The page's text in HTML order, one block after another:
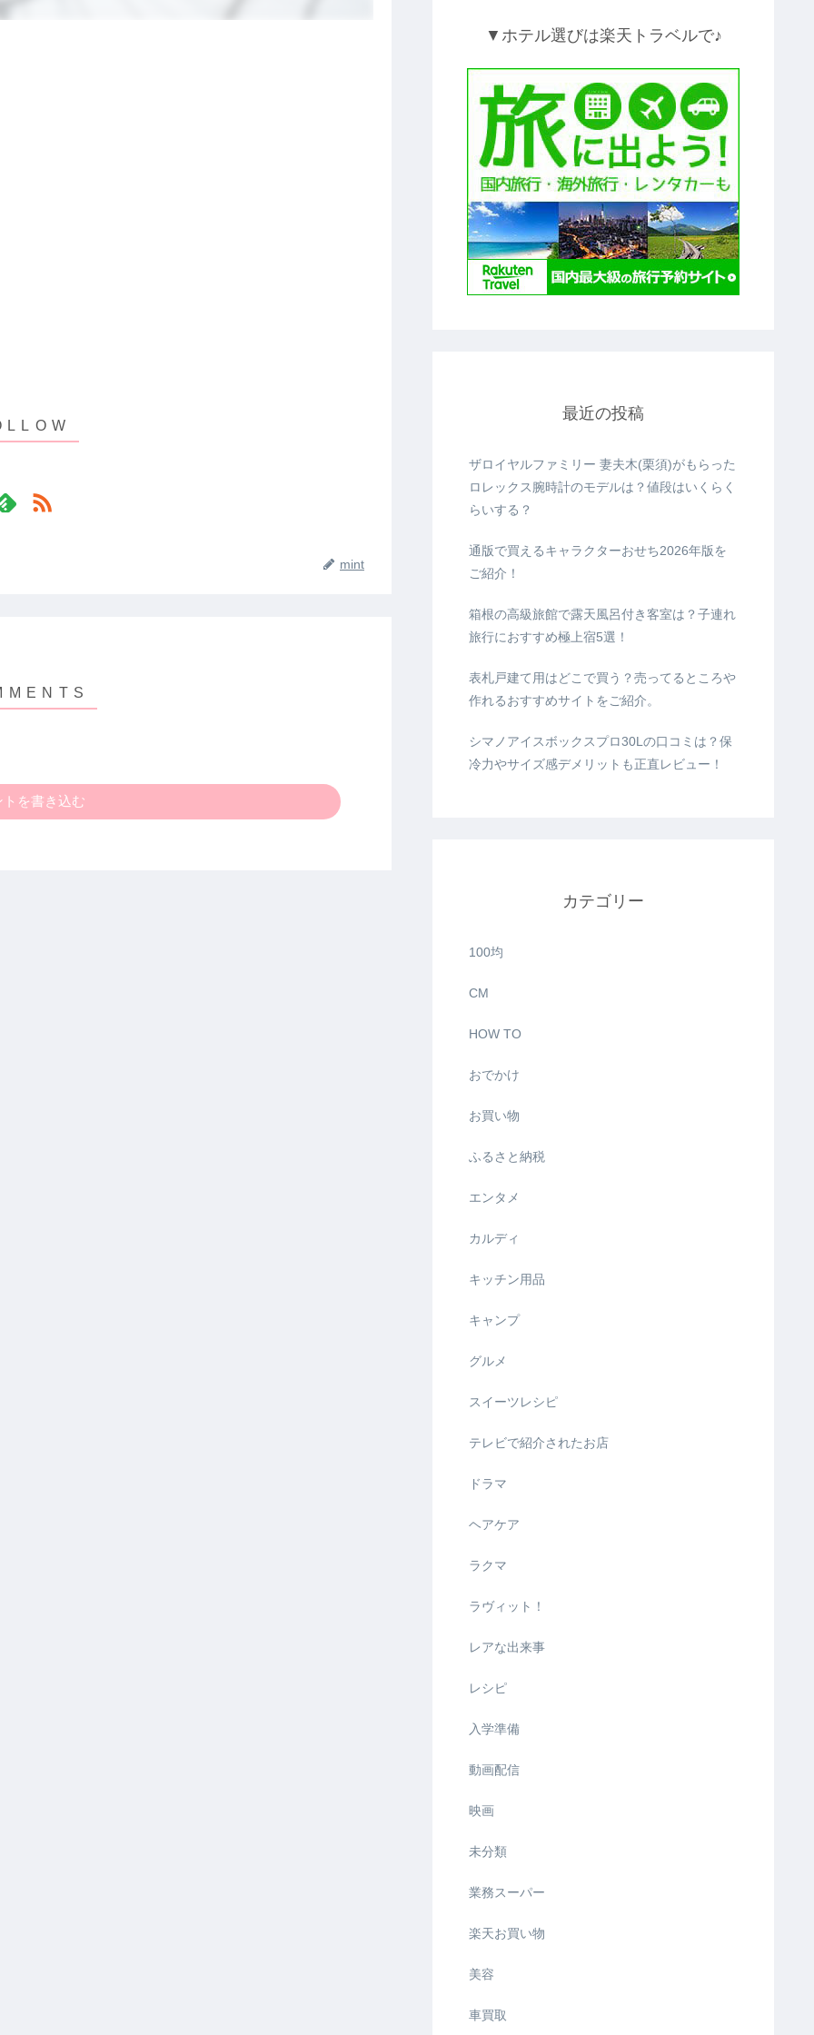
mint
を書き込む
▼ホテル選びは楽天トラベルで♪
最近の投稿
ザロイヤルファミリー 妻夫木(栗須)がもらった
ロレックス腕時計のモデルは？値段はいくらく
らいする？
通版で買えるキャラクターおせち2026年版を
ご紹介！
箱根の高級旅館で露天風呂付き客室は？子連れ
旅行におすすめ極上宿5選！
表札戸建て用はどこで買う？売ってるところや
作れるおすすめサイトをご紹介。
シマノアイスボックスプロ30Lの口コミは？保
冷力やサイズ感デメリットも正直レビュー！
カテゴリー
100均
CM
HOW TO
おでかけ
お買い物
ふるさと納税
エンタメ
カルディ
キッチン用品
キャンプ
グルメ
スイーツレシピ
テレビで紹介されたお店
ドラマ
ヘアケア
ラクマ
ラヴィット！
レアな出来事
レシピ
入学準備
動画配信
映画
未分類
業務スーパー
楽天お買い物
美容
車買取